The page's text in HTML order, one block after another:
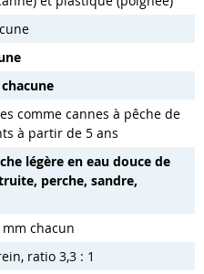
comme cannes à pêche de
à partir de 5 ans
légère en eau douce de
perche, sandre,
chacun
ratio 3,3 : 1